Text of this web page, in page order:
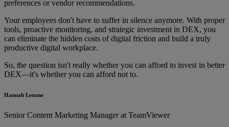
preferences or vendor recommendations.
Your employees don't have to suffer in silence anymore. With proper
tools, proactive monitoring, and strategic investment in DEX, you
can eliminate the hidden costs of digital friction and build a truly
productive digital workplace.
So, the question isn't really whether you can afford to invest in better
DEX—it's whether you can afford not to.
Hannah Lenane
Senior Content Marketing Manager at TeamViewer